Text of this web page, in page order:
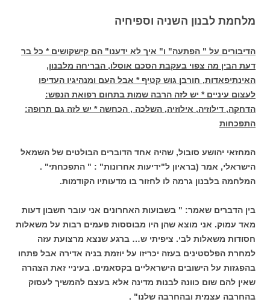
מלחמת לבנון השניה וספיחיה
הדיבורים על " הפתעה" ו" איך לא ידענו" הם קישקושים * כל בר
דעת הבין מה צפוי בעקבת הסכם אוסלו, הבריחה מלבנון,
האינתיפאדות, חורבן גוש קטיף * אבל העם ומנהיגיו העדיפו
לעצום עיניים * יש לזה הרבה שמות בתחום רפואת הנפש:
הדחקה, דילוזיה, אילוזיה, השלכה , הכחשה * יש לזה גם תרופה:
התפכחות
המחזאי יהושע סובול, שהיה אחד הדוברים הבולטים של השמאל
הישראלי, אמר (בראיון ל"ידיעות אחרונות" : " התפכחתי" .
המלחמה בלבנון גרמה לו לחזור בו מדעותיו הקודמות.
בין הדברים שאמר: " בשבועות האחרונים אני עובר חשבון דעות
מאד עמוק. אני מוצא שהן היו מבוססות פעמים רבות על משאלות
חסודות משאלות לבי. ציפיתי ש… ברגע שנצא מרצועת עזה
למחרת הפלסטינים בעזה יכריזו על יוזמת בניה אדירה אבל פתחו
בהפגזות על הישובים הישראליים בקסאמים. בעיניי זאת הצהרה
שאין להם שום כוונה לבנות מדינה אלא בעצם להמשיך לעסוק
בהחרבה עצמית ובהחרבה שלנו" .